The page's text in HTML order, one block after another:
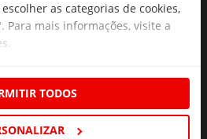
as categorias de cookies,
Para mais informações, visite a
.
TODOS